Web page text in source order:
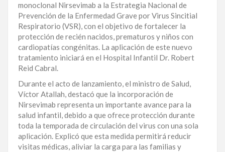
SANTO
DOMINGO
SANTIAGO
SAN
JUAN
LA
ALTAGRACIA
PUERTO
PLATA
monoclonal Nirsevimab a la Estrategia Nacional de
Prevención de la Enfermedad Grave por Virus Sincitial
Respiratorio (VSR), con el objetivo de fortalecer la
protección de recién nacidos, prematuros y niños con
cardiopatías congénitas. La aplicación de este nuevo
tratamiento iniciará en el Hospital Infantil Dr. Robert
Reid Cabral.
Durante el acto de lanzamiento, el ministro de Salud,
Víctor Atallah, destacó que la incorporación de
Nirsevimab representa un importante avance para la
salud infantil, debido a que ofrece protección durante
toda la temporada de circulación del virus con una sola
aplicación. Explicó que esta medida permitirá reducir
visitas médicas, aliviar la carga para las familias y